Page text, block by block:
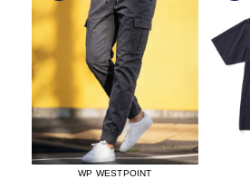
DOGTOWN